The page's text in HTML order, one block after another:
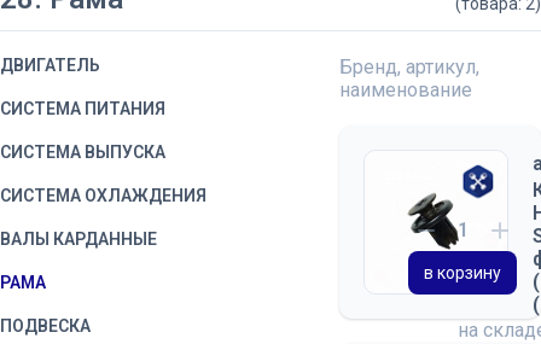
ДВИГАТЕЛЬ
СИСТЕМА ПИТАНИЯ
СИСТЕМА ВЫПУСКА
СИСТЕМА ОХЛАЖДЕНИЯ
ВАЛЫ КАРДАННЫЕ
РАМА
ПОДВЕСКА
Бренд, артикул,
наименование
на
в корзину